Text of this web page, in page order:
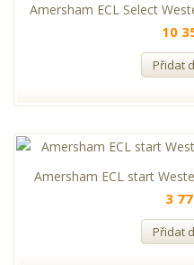
Amersham ECL Select
10
Přidat
Amersham ECL start
3
Přidat